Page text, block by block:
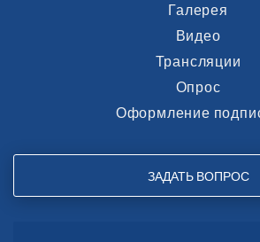
Галерея
Видео
Трансляции
Опрос
Оформление
ЗАДАТЬ ВОПРОС